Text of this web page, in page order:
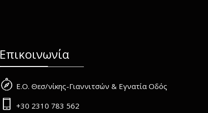
Επικοινωνία
Ε.Ο. Θεσ/νίκης-Γιαννιτσών & Εγνατία Οδός
+30 2310 783 562